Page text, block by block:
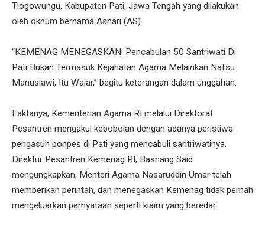
Tlogowungu, Kabupaten Pati, Jawa Tengah yang dilakukan
oleh oknum bernama Ashari (AS).
“KEMENAG MENEGASKAN: Pencabulan 50 Santriwati Di
Pati Bukan Termasuk Kejahatan Agama Melainkan Nafsu
Manusiawi, Itu Wajar,” begitu keterangan dalam unggahan.
Faktanya, Kementerian Agama RI melalui Direktorat
Pesantren mengakui kebobolan dengan adanya peristiwa
pengasuh ponpes di Pati yang mencabuli santriwatinya.
Direktur Pesantren Kemenag RI, Basnang Said
mengungkapkan, Menteri Agama Nasaruddin Umar telah
memberikan perintah, dan menegaskan Kemenag tidak pernah
mengeluarkan pernyataan seperti klaim yang beredar.